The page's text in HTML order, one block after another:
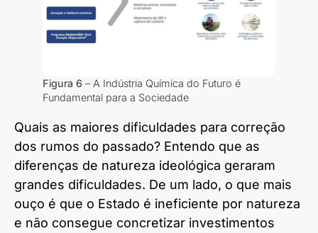
Figura 6 – A Indústria Química do Futuro é
Fundamental para a Sociedade
Quais as maiores dificuldades para correção
dos rumos do passado? Entendo que as
diferenças de natureza ideológica geraram
grandes dificuldades. De um lado, o que mais
ouço é que o Estado é ineficiente por natureza
e não consegue concretizar investimentos